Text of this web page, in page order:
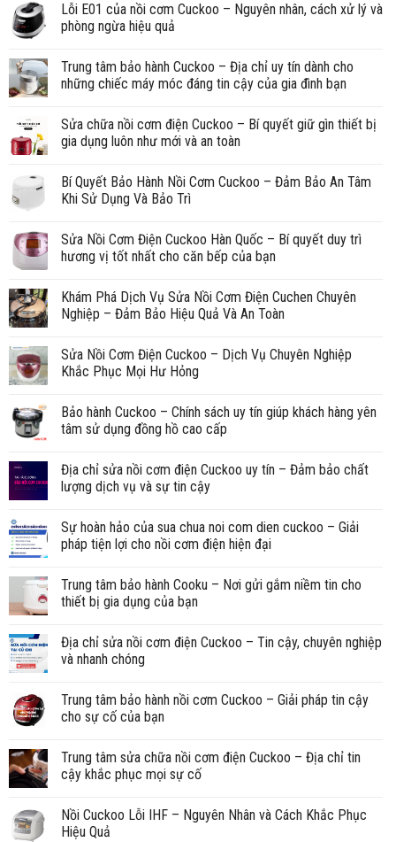
Lỗi E01 của nồi cơm Cuckoo – Nguyên nhân, cách xử lý và
phòng ngừa hiệu quả
Trung tâm bảo hành Cuckoo – Địa chỉ uy tín dành cho
những chiếc máy móc đáng tin cậy của gia đình bạn
Sửa chữa nồi cơm điện Cuckoo – Bí quyết giữ gìn thiết bị
gia dụng luôn như mới và an toàn
Bí Quyết Bảo Hành Nồi Cơm Cuckoo – Đảm Bảo An Tâm
Khi Sử Dụng Và Bảo Trì
Sửa Nồi Cơm Điện Cuckoo Hàn Quốc – Bí quyết duy trì
hương vị tốt nhất cho căn bếp của bạn
Khám Phá Dịch Vụ Sửa Nồi Cơm Điện Cuchen Chuyên
Nghiệp – Đảm Bảo Hiệu Quả Và An Toàn
Sửa Nồi Cơm Điện Cuckoo – Dịch Vụ Chuyên Nghiệp
Khắc Phục Mọi Hư Hỏng
Bảo hành Cuckoo – Chính sách uy tín giúp khách hàng yên
tâm sử dụng đồng hồ cao cấp
Địa chỉ sửa nồi cơm điện Cuckoo uy tín – Đảm bảo chất
lượng dịch vụ và sự tin cậy
Sự hoàn hảo của sua chua noi com dien cuckoo – Giải
pháp tiện lợi cho nồi cơm điện hiện đại
Trung tâm bảo hành Cooku – Nơi gửi gắm niềm tin cho
thiết bị gia dụng của bạn
Địa chỉ sửa nồi cơm điện Cuckoo – Tin cậy, chuyên nghiệp
và nhanh chóng
Trung tâm bảo hành nồi cơm Cuckoo – Giải pháp tin cậy
cho sự cố của bạn
Trung tâm sửa chữa nồi cơm điện Cuckoo – Địa chỉ tin
cậy khắc phục mọi sự cố
Nồi Cuckoo Lỗi IHF – Nguyên Nhân và Cách Khắc Phục
Hiệu Quả